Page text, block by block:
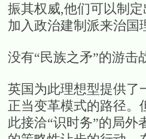
振其权威,他们可以制
加入政治建制派来治国
没有“民族之矛”的游击
英国为此理想型提供了
正当变革模式的路径。
此接洽“识时务”的局